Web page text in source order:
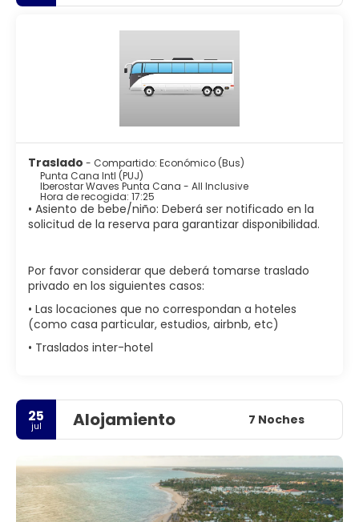
Traslado - Compartido: Económico (Bus)
Punta Cana Intl (PUJ)
Iberostar Waves Punta Cana - All Inclusive
Hora de recogida: 17:25
• Asiento de bebe/niño: Deberá ser notificado en la
solicitud de la reserva para garantizar disponibilidad.
Por favor considerar que deberá tomarse traslado
privado en los siguientes casos:
• Las locaciones que no correspondan a hoteles
(como casa particular, estudios, airbnb, etc)
• Traslados inter-hotel
25
jul Alojamiento 7 Noches